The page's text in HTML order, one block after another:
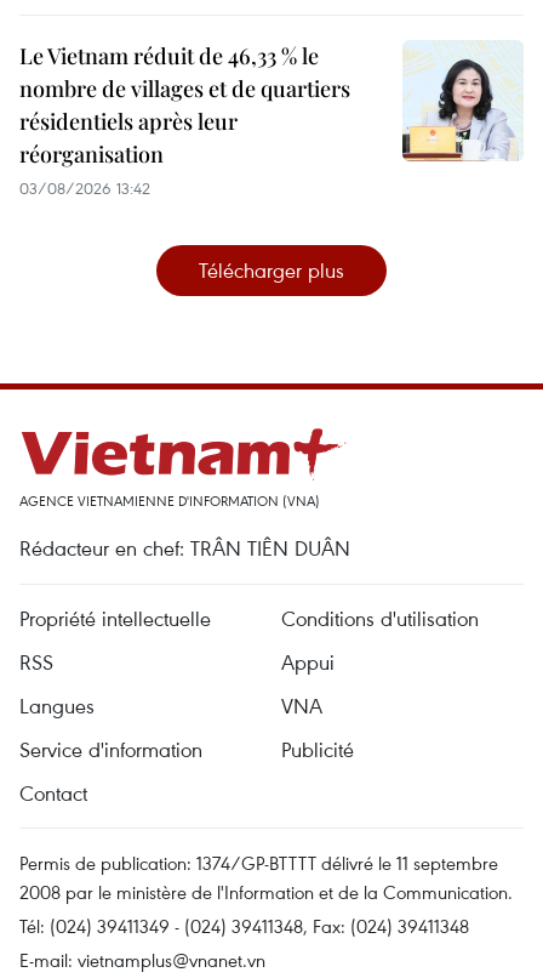
Le Vietnam réduit de 46,33 % le
nombre de villages et de quartiers
résidentiels après leur
réorganisation
03/08/2026 13:42
Télécharger plus
AGENCE VIETNAMIENNE D'INFORMATION (VNA)
Rédacteur en chef: TRÂN TIÊN DUÂN
Propriété intellectuelle
Conditions d'utilisation
RSS
Appui
Langues
VNA
Service d'information
Publicité
Contact
Permis de publication: 1374/GP-BTTTT délivré le 11 septembre
2008 par le ministère de l'Information et de la Communication.
Tél: (024) 39411349 - (024) 39411348, Fax: (024) 39411348
E-mail: vietnamplus@vnanet.vn